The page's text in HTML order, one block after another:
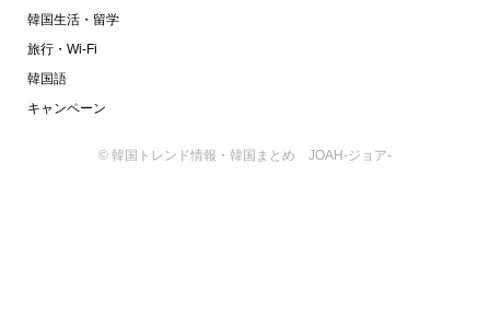
韓国生活・留学
旅行・Wi-Fi
韓国語
キャンペーン
© 韓国トレンド情報・韓国まとめ JOAH-ジョア-